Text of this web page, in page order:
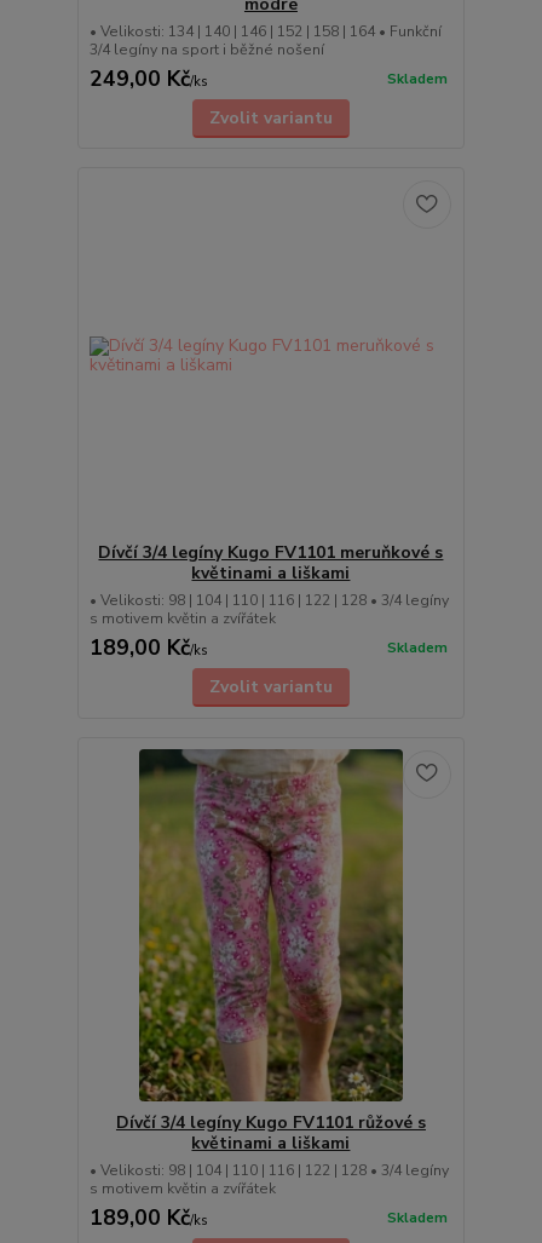
• Velikosti: 134 | 140 | 146 | 152 | 158 | 164 • Funkční
3/4 legíny na sport i běžné nošení
249,00 Kč/ks Skladem
Zvolit variantu
Dívčí 3/4 legíny Kugo FV1101 meruňkové s
květinami a liškami
• Velikosti: 98 | 104 | 110 | 116 | 122 | 128 • 3/4 legíny
s motivem květin a zvířátek
189,00 Kč/ks Skladem
Zvolit variantu
Dívčí 3/4 legíny Kugo FV1101 růžové s
květinami a liškami
• Velikosti: 98 | 104 | 110 | 116 | 122 | 128 • 3/4 legíny
s motivem květin a zvířátek
189,00 Kč/ks Skladem